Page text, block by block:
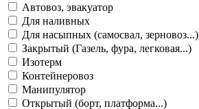
Автовоз, эвакуатор
Для наливных
Для насыпных (самосвал, зерновоз...)
Закрытый (Газель, фура, легковая...)
Изотерм
Контейнеровоз
Манипулятор
Открытый (борт, платформа...)